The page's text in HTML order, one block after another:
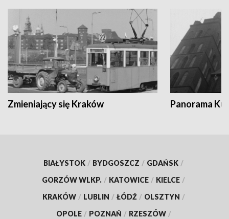
Zmieniający się Kraków Panorama
BIAŁYSTOK / BYDGOSZCZ / GDAŃSK /
GORZÓW WLKP. / KATOWICE / KIELCE /
KRAKÓW / LUBLIN / ŁÓDŹ / OLSZTYN /
OPOLE / POZNAŃ / RZESZÓW /